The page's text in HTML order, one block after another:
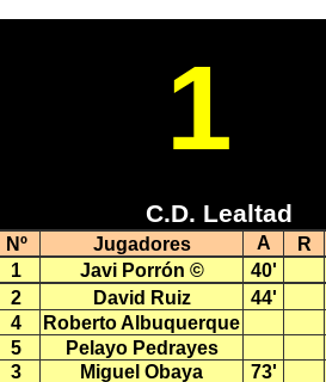
1
C.D. Lealtad
Nº Jugadores A
R
1
Javi Porrón ©
40'
2
David Ruiz
44'
4
Roberto Albuquerque
5
Pelayo Pedrayes
3
Miguel Obaya
73'